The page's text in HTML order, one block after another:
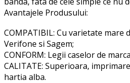
Avantajele Produsului:
COMPATIBIL: Cu varietate mare
Verifone si Sagem;
CONFORM: Legii caselor de
CALITATE: Superioara,
hartia alba.